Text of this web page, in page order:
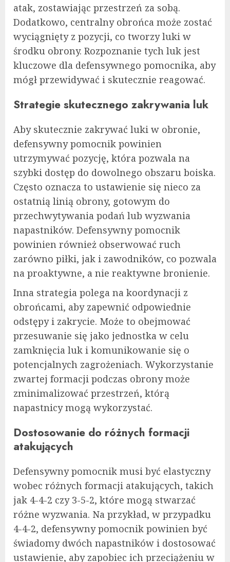
atak, zostawiając przestrzeń za sobą.
Dodatkowo, centralny obrońca może zostać
wyciągnięty z pozycji, co tworzy luki w
środku obrony. Rozpoznanie tych luk jest
kluczowe dla defensywnego pomocnika, aby
mógł przewidywać i skutecznie reagować.
Strategie skutecznego zakrywania luk
Aby skutecznie zakrywać luki w obronie,
defensywny pomocnik powinien
utrzymywać pozycję, która pozwala na
szybki dostęp do dowolnego obszaru boiska.
Często oznacza to ustawienie się nieco za
ostatnią linią obrony, gotowym do
przechwytywania podań lub wyzwania
napastników. Defensywny pomocnik
powinien również obserwować ruch
zarówno piłki, jak i zawodników, co pozwala
na proaktywne, a nie reaktywne bronienie.
Inna strategia polega na koordynacji z
obrońcami, aby zapewnić odpowiednie
odstępy i zakrycie. Może to obejmować
przesuwanie się jako jednostka w celu
zamknięcia luk i komunikowanie się o
potencjalnych zagrożeniach. Wykorzystanie
zwartej formacji podczas obrony może
zminimalizować przestrzeń, którą
napastnicy mogą wykorzystać.
Dostosowanie do różnych formacji
atakujących
Defensywny pomocnik musi być elastyczny
wobec różnych formacji atakujących, takich
jak 4-4-2 czy 3-5-2, które mogą stwarzać
różne wyzwania. Na przykład, w przypadku
4-4-2, defensywny pomocnik powinien być
świadomy dwóch napastników i dostosować
ustawienie, aby zapobiec ich przeciążeniu w